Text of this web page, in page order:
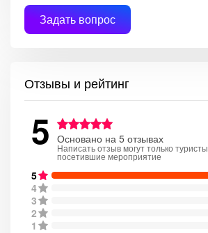
Задать вопрос
Отзывы и рейтинг
5 Основано на 5 отзывах
Написать отзыв могут только туристы
посетившие мероприятие
5
4
3
2
1